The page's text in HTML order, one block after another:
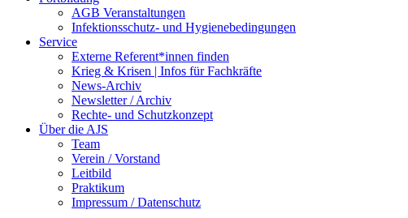
AGB Veranstaltungen
Infektionsschutz- und Hygienebedingungen
Service
Externe Referent*innen finden
Krieg & Krisen | Infos für Fachkräfte
News-Archiv
Newsletter / Archiv
Rechte- und Schutzkonzept
Über die AJS
Team
Verein / Vorstand
Leitbild
Praktikum
Impressum / Datenschutz